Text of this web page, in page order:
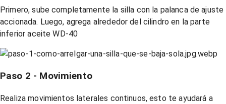
Primero, sube completamente la silla con la palanca de ajuste
accionada. Luego, agrega alrededor del cilindro en la parte
inferior aceite WD-40
Paso 2 - Movimiento
Realiza movimientos laterales continuos, esto te ayudará a